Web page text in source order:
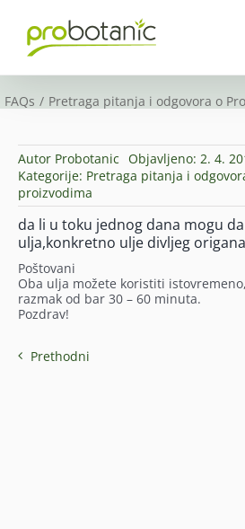
content
FAQs Pretraga pitanja i odgovora o
Autor Probotanic Objavljeno: 2. 4.
Kategorije: Pretraga pitanja i
proizvodima
da li u toku jednog dana mogu
ulja,konkretno ulje divljeg
Poštovani
Oba ulja možete koristiti
razmak od bar 30 – 60 minuta.
Pozdrav!
Prethodni